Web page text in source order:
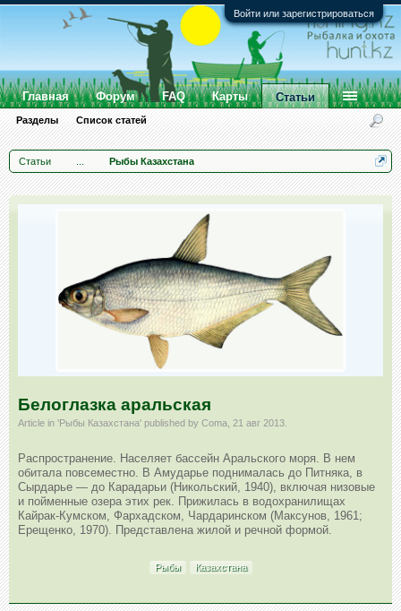
Войти или зарегистрироваться
Статьи Рыбы Казахстана
Белоглазка аральская
Article in 'Рыбы Казахстана' published by Coma 21 авг 2013
Распространение. Населяет бассейн Аральского моря. В нем
обитала повсеместно. В Амударье поднималась до Питняка, в
Сырдарье — до Карадарьи (Никольский, 1940), включая низовые
и пойменные озера этих рек. Прижилась в водохранилищах
Кайрак-Кумском, Фархадском, Чардаринском (Максунов, 1961;
Ерещенко, 1970). Представлена жилой и речной формой.
Рыбы Казахстана
Главная Форум FAQ Карты Статьи
Разделы Список статей